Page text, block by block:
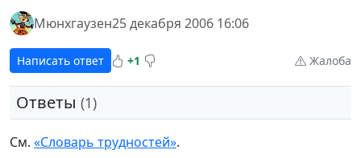
Мюнхгаузен25 декабря 2006 16:06
Написать ответ +1 Жалоба
Ответы (1)
См. «Словарь трудностей».